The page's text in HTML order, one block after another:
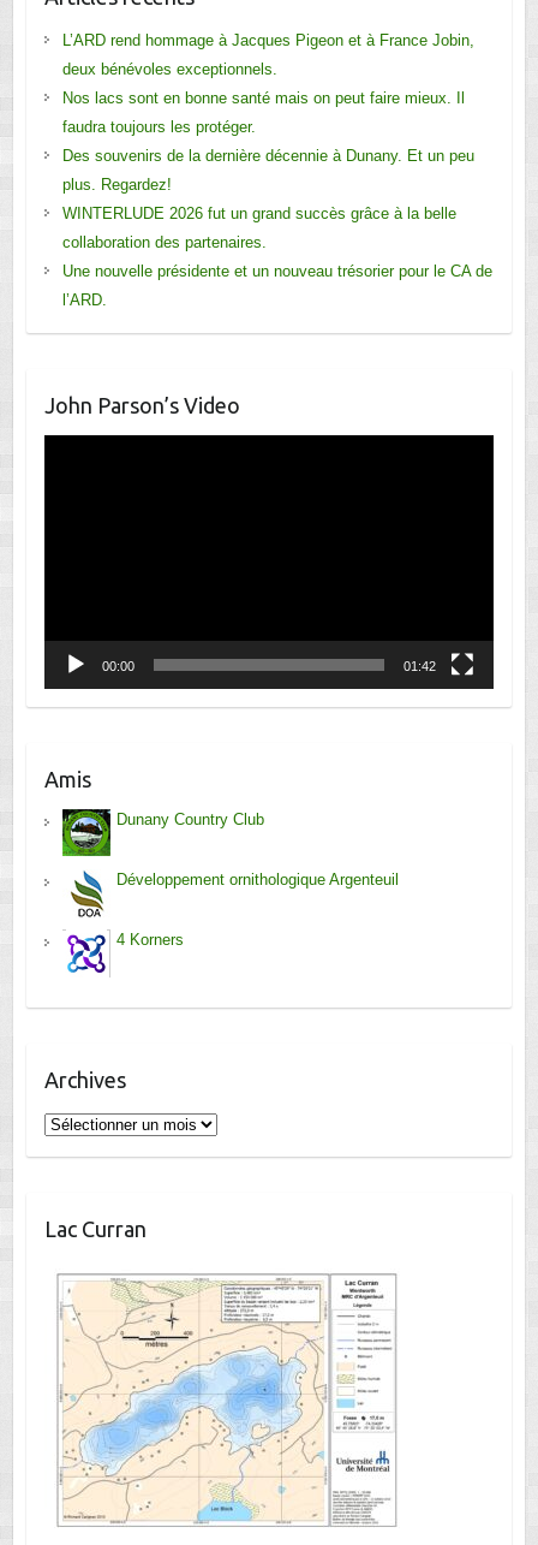
L’ARD rend hommage à Jacques Pigeon et à France Jobin,
deux bénévoles exceptionnels.
Nos lacs sont en bonne santé mais on peut faire mieux. Il
faudra toujours les protéger.
Des souvenirs de la dernière décennie à Dunany. Et un peu
plus. Regardez!
WINTERLUDE 2026 fut un grand succès grâce à la belle
collaboration des partenaires.
Une nouvelle présidente et un nouveau trésorier pour le CA de
l’ARD.
John Parson’s Video
00:00 01:42
Amis
Dunany Country Club
Développement ornithologique Argenteuil
4 Korners
Archives
Archives
Lac Curran